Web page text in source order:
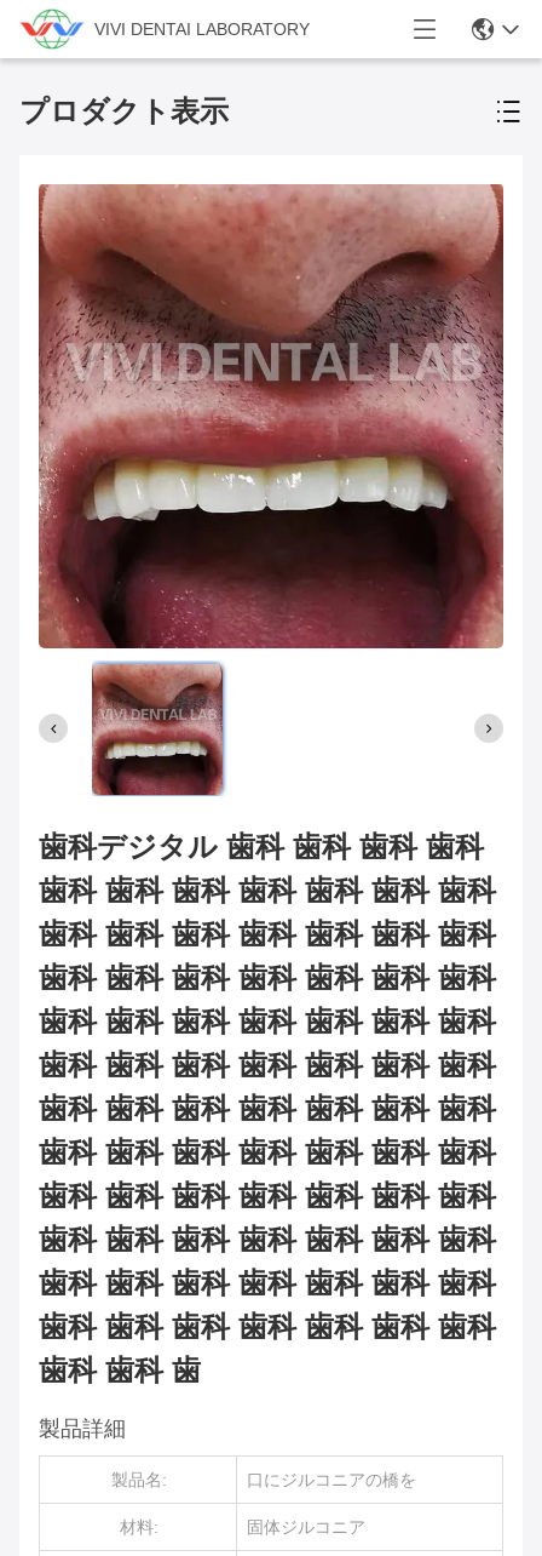
VIVI DENTAI LABORATORY
プロダクト表示
歯科デジタル 歯科 歯科 歯科 歯科
歯科 歯科 歯科 歯科 歯科 歯科 歯科
歯科 歯科 歯科 歯科 歯科 歯科 歯科
歯科 歯科 歯科 歯科 歯科 歯科 歯科
歯科 歯科 歯科 歯科 歯科 歯科 歯科
歯科 歯科 歯科 歯科 歯科 歯科 歯科
歯科 歯科 歯科 歯科 歯科 歯科 歯科
歯科 歯科 歯科 歯科 歯科 歯科 歯科
歯科 歯科 歯科 歯科 歯科 歯科 歯科
歯科 歯科 歯科 歯科 歯科 歯科 歯科
歯科 歯科 歯科 歯科 歯科 歯科 歯科
歯科 歯科 歯科 歯科 歯科 歯科 歯科
歯科 歯科 歯
製品詳細
製品名: 口にジルコニアの橋を
材料: 固体ジルコニア